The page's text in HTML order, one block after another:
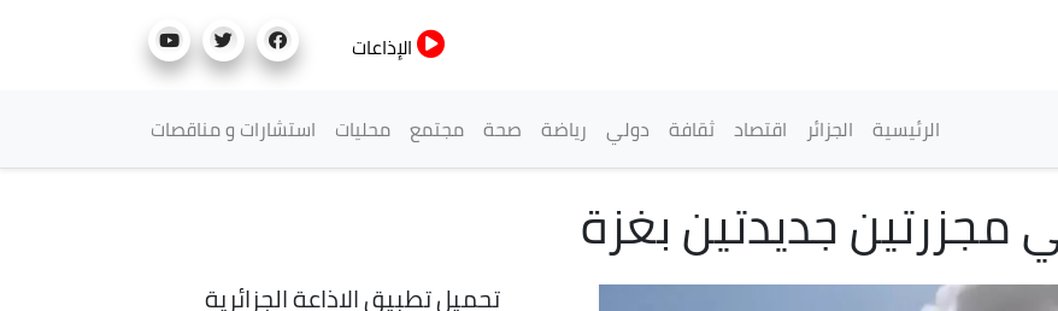
الإذاعات
القائمة الرئيسية
الرئيسية الجزائر اقتصاد ثقافة دولي رياضة صحة مجتمع محليات استشارات و مناقصات
تحميل تطبيق الاذاعة الجزائرية